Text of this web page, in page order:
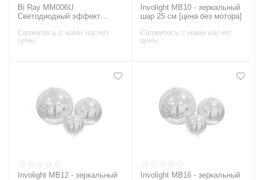
Bi Ray MM006U
Светодиодный эффект
Свяжитесь с нами насчёт
цены
Involight MB10 - зеркальный
шар 25 см [цена без мотора]
Свяжитесь с нами насчёт
цены
Involight MB12 - зеркальный
Involight MB16 - зеркальный